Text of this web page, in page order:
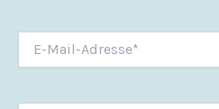
Mail-